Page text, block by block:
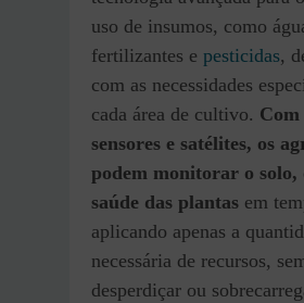
uso de insumos, como
fertilizantes e pesticidas,
com as necessidades
cada área de cultivo. Com
sensores e satélites, os
podem monitorar o solo,
saúde das plantas em
aplicando apenas a
necessária de recursos,
desperdiçar ou